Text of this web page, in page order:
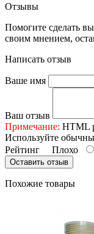
Отзывы
Помогите сделать
своим мнением,
Написать отзыв
Ваше имя
Ваш отзыв
Примечание: HTML
Используйте
Рейтинг Плохо
Оставить отзыв
Похожие товары